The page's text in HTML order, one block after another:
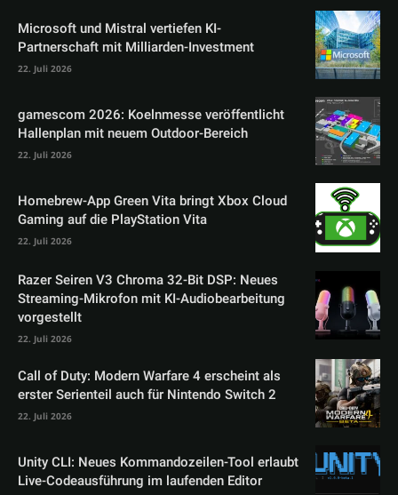
Microsoft und Mistral vertiefen KI-
Partnerschaft mit Milliarden-Investment
22. Juli 2026
gamescom 2026: Koelnmesse veröffentlicht
Hallenplan mit neuem Outdoor-Bereich
22. Juli 2026
Homebrew-App Green Vita bringt Xbox Cloud
Gaming auf die PlayStation Vita
22. Juli 2026
Razer Seiren V3 Chroma 32-Bit DSP: Neues
Streaming-Mikrofon mit KI-Audiobearbeitung
vorgestellt
22. Juli 2026
Call of Duty: Modern Warfare 4 erscheint als
erster Serienteil auch für Nintendo Switch 2
22. Juli 2026
Unity CLI: Neues Kommandozeilen-Tool erlaubt
Live-Codeausführung im laufenden Editor